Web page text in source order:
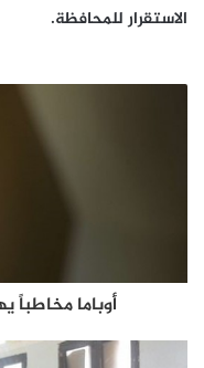
الاستقرار للمحافظة.
أوباما مخاطباً